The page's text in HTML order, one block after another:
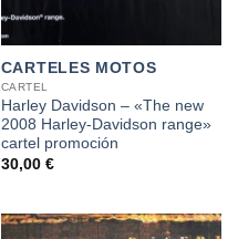
CARTELES MOTOS
CARTEL
Harley Davidson – «The new
2008 Harley-Davidson range»
cartel promoción
30,00 €